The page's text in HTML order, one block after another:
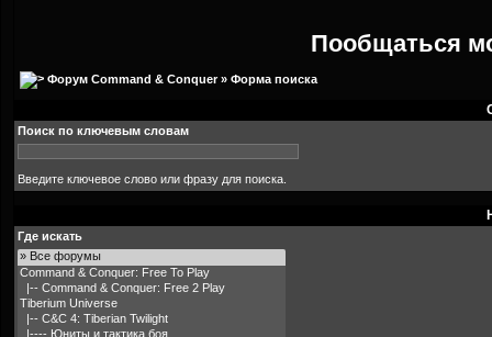
Пообщаться
Форум Command & Conquer» Форма поиска
Поиск по ключевым словам
Введите ключевое слово или фразу для поиска.
Где искать